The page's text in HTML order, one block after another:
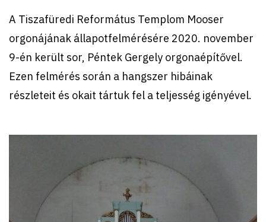
A Tiszafüredi Református Templom Mooser
orgonájának állapotfelmérésére 2020. november
9-én került sor, Péntek Gergely orgonaépítővel.
Ezen felmérés során a hangszer hibáinak
részleteit és okait tártuk fel a teljesség igényével.